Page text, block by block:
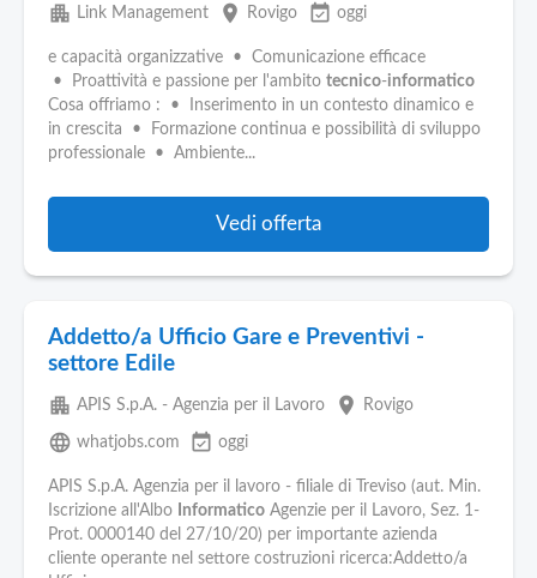
apartment Link Management place Rovigo event_available oggi
e capacità organizzative • Comunicazione efficace
• Proattività e passione per l'ambito tecnico-informatico
Cosa offriamo : • Inserimento in un contesto dinamico e
in crescita • Formazione continua e possibilità di sviluppo
professionale • Ambiente...
Vedi offerta
Addetto/a Ufficio Gare e Preventivi -
settore Edile
apartment APIS S.p.A. - Agenzia per il Lavoro place Rovigo
language whatjobs.com event_available oggi
APIS S.p.A. Agenzia per il lavoro - filiale di Treviso (aut. Min.
Iscrizione all'Albo
Informatico Agenzie per il Lavoro, Sez. 1-
Prot. 0000140 del 27/10/20) per importante azienda
cliente operante nel settore costruzioni ricerca:Addetto/a